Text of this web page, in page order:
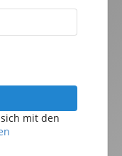
mit den